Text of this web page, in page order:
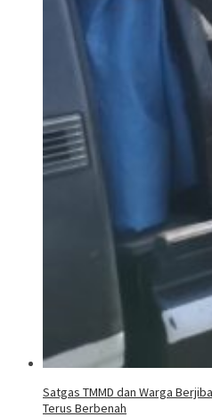
Satgas TMMD dan Warga
Terus Berbenah